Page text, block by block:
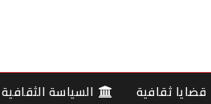
قضايا ثقافية السياسة الثقافية